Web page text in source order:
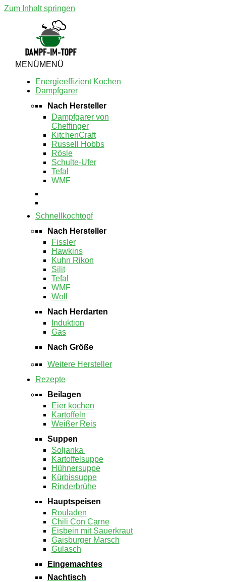
Zum Inhalt springen
MENÜMENÜ
Energieeffizient Kochen
Dampfgarer
Nach Hersteller
Dampfgarer von
Cheffinger
KitchenCraft
Russell Hobbs
Rösle
Schulte-Ufer
Tefal
WMF
Schnellkochtopf
Nach Hersteller
Fissler
Hawkins
Kuhn Rikon
Silit
Tefal
WMF
Woll
Nach Herdarten
Induktion
Gas
Nach Größe
Weitere Hersteller
Rezepte
Beilagen
Eier kochen
Kartoffeln
Weißer Reis
Suppen
Soljanka
Kartoffelsuppe
Hühnersuppe
Kürbissuppe
Rinderbrühe
Hauptspeisen
Rouladen
Chili Con Carne
Eisbein mit Sauerkraut
Gaisburger Marsch
Gulasch
Eingemachtes
Nachtisch